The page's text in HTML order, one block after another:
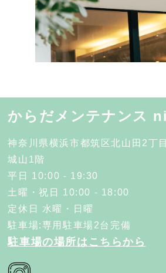
からだメンテナンス
神奈川県横浜市都筑区北山田2丁
城山1階
平日 10:00 - 19:30
土曜・祝日 10:00 - 18:00
定休日 水曜・日曜
駐車場:専用駐車場2台完備
駐車場の場所はこちらから